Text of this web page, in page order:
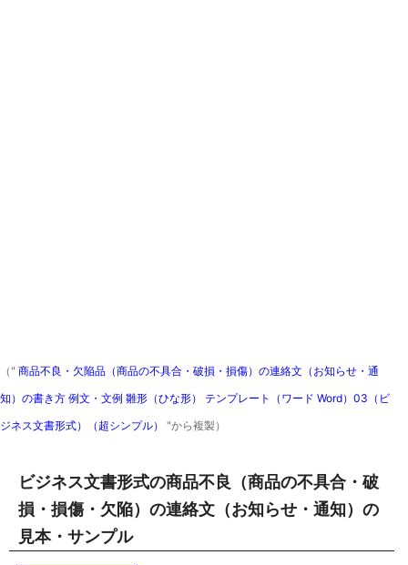
（" 商品不良・欠陥品（商品の不具合・破損・損傷）の連絡文（お知らせ・通
知）の書き方 例文・文例 雛形（ひな形） テンプレート（ワード Word）03（ビ
ジネス文書形式）（超シンプル） "から複製）
ビジネス文書形式の商品不良（商品の不具合・破
損・損傷・欠陥）の連絡文（お知らせ・通知）の
見本・サンプル